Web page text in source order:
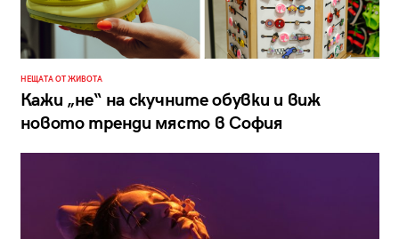
НЕЩАТА ОТ ЖИВОТА
Кажи „не“ на скучните обувки и виж
новото тренди място в София